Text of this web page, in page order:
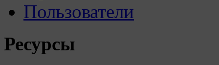
Пользователи
Ресурсы